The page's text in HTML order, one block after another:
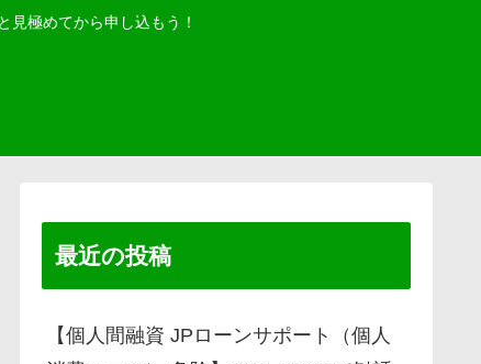
見極めてから申し込もう！
最近の投稿
【個人間融資 JPローンサポート（個人